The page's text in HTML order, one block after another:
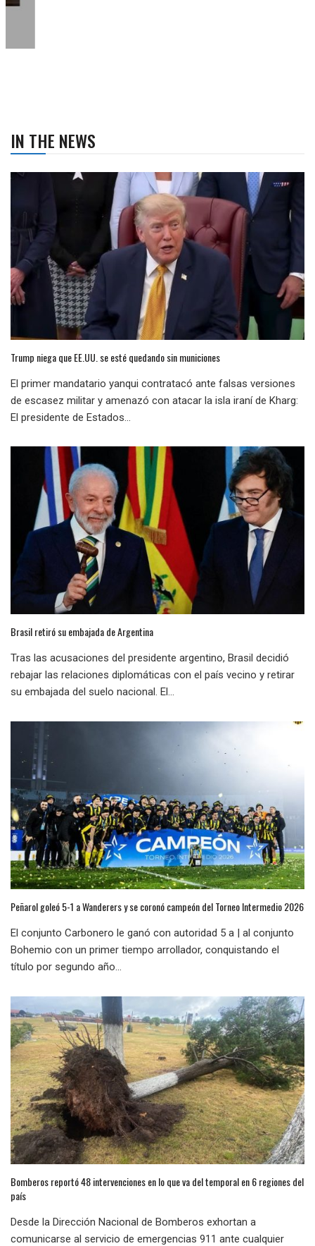
IN THE NEWS
Trump niega que EE.UU. se esté quedando sin municiones
El primer mandatario yanqui contratacó ante falsas versiones
de escasez militar y amenazó con atacar la isla iraní de Kharg:
El presidente de Estados...
Brasil retiró su embajada de Argentina
Tras las acusaciones del presidente argentino, Brasil decidió
rebajar las relaciones diplomáticas con el país vecino y retirar
su embajada del suelo nacional. El...
Peñarol goleó 5-1 a Wanderers y se coronó campeón del Torneo Intermedio 2026
El conjunto Carbonero le ganó con autoridad 5 a | al conjunto
Bohemio con un primer tiempo arrollador, conquistando el
título por segundo año...
Bomberos reportó 48 intervenciones en lo que va del temporal en 6 regiones del
país
Desde la Dirección Nacional de Bomberos exhortan a
comunicarse al servicio de emergencias 911 ante cualquier